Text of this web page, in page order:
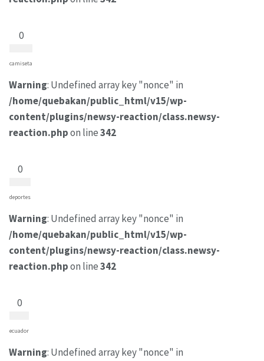
0
camiseta
Warning: Undefined array key "nonce" in
/home/quebakan/public_html/v15/wp-
content/plugins/newsy-reaction/class.newsy-
reaction.phpon line342
0
deportes
Warning: Undefined array key "nonce" in
/home/quebakan/public_html/v15/wp-
content/plugins/newsy-reaction/class.newsy-
reaction.phpon line342
0
ecuador
Warning: Undefined array key "nonce" in